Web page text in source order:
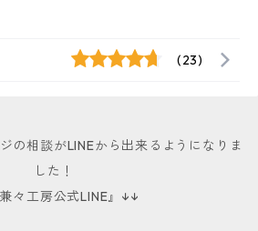
(23)
の相談がLINEから出来るようになりま
した！
々工房公式LINE』↓↓